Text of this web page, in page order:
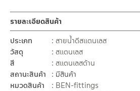
รายละเอียดสินค้า
ประเภท
สายน้ำดีสแตนเลส
วัสดุ
สแตนเลส
สี
สแตนเลสด้าน
สถานะสินค้า
มีสินค้า
หมวดสินค้า
BEN-fittings